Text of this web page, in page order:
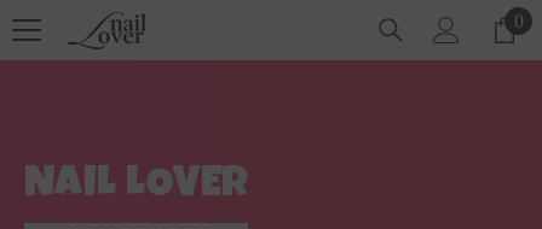
コンテンツにスキップ 0
0
NAIL LOVER